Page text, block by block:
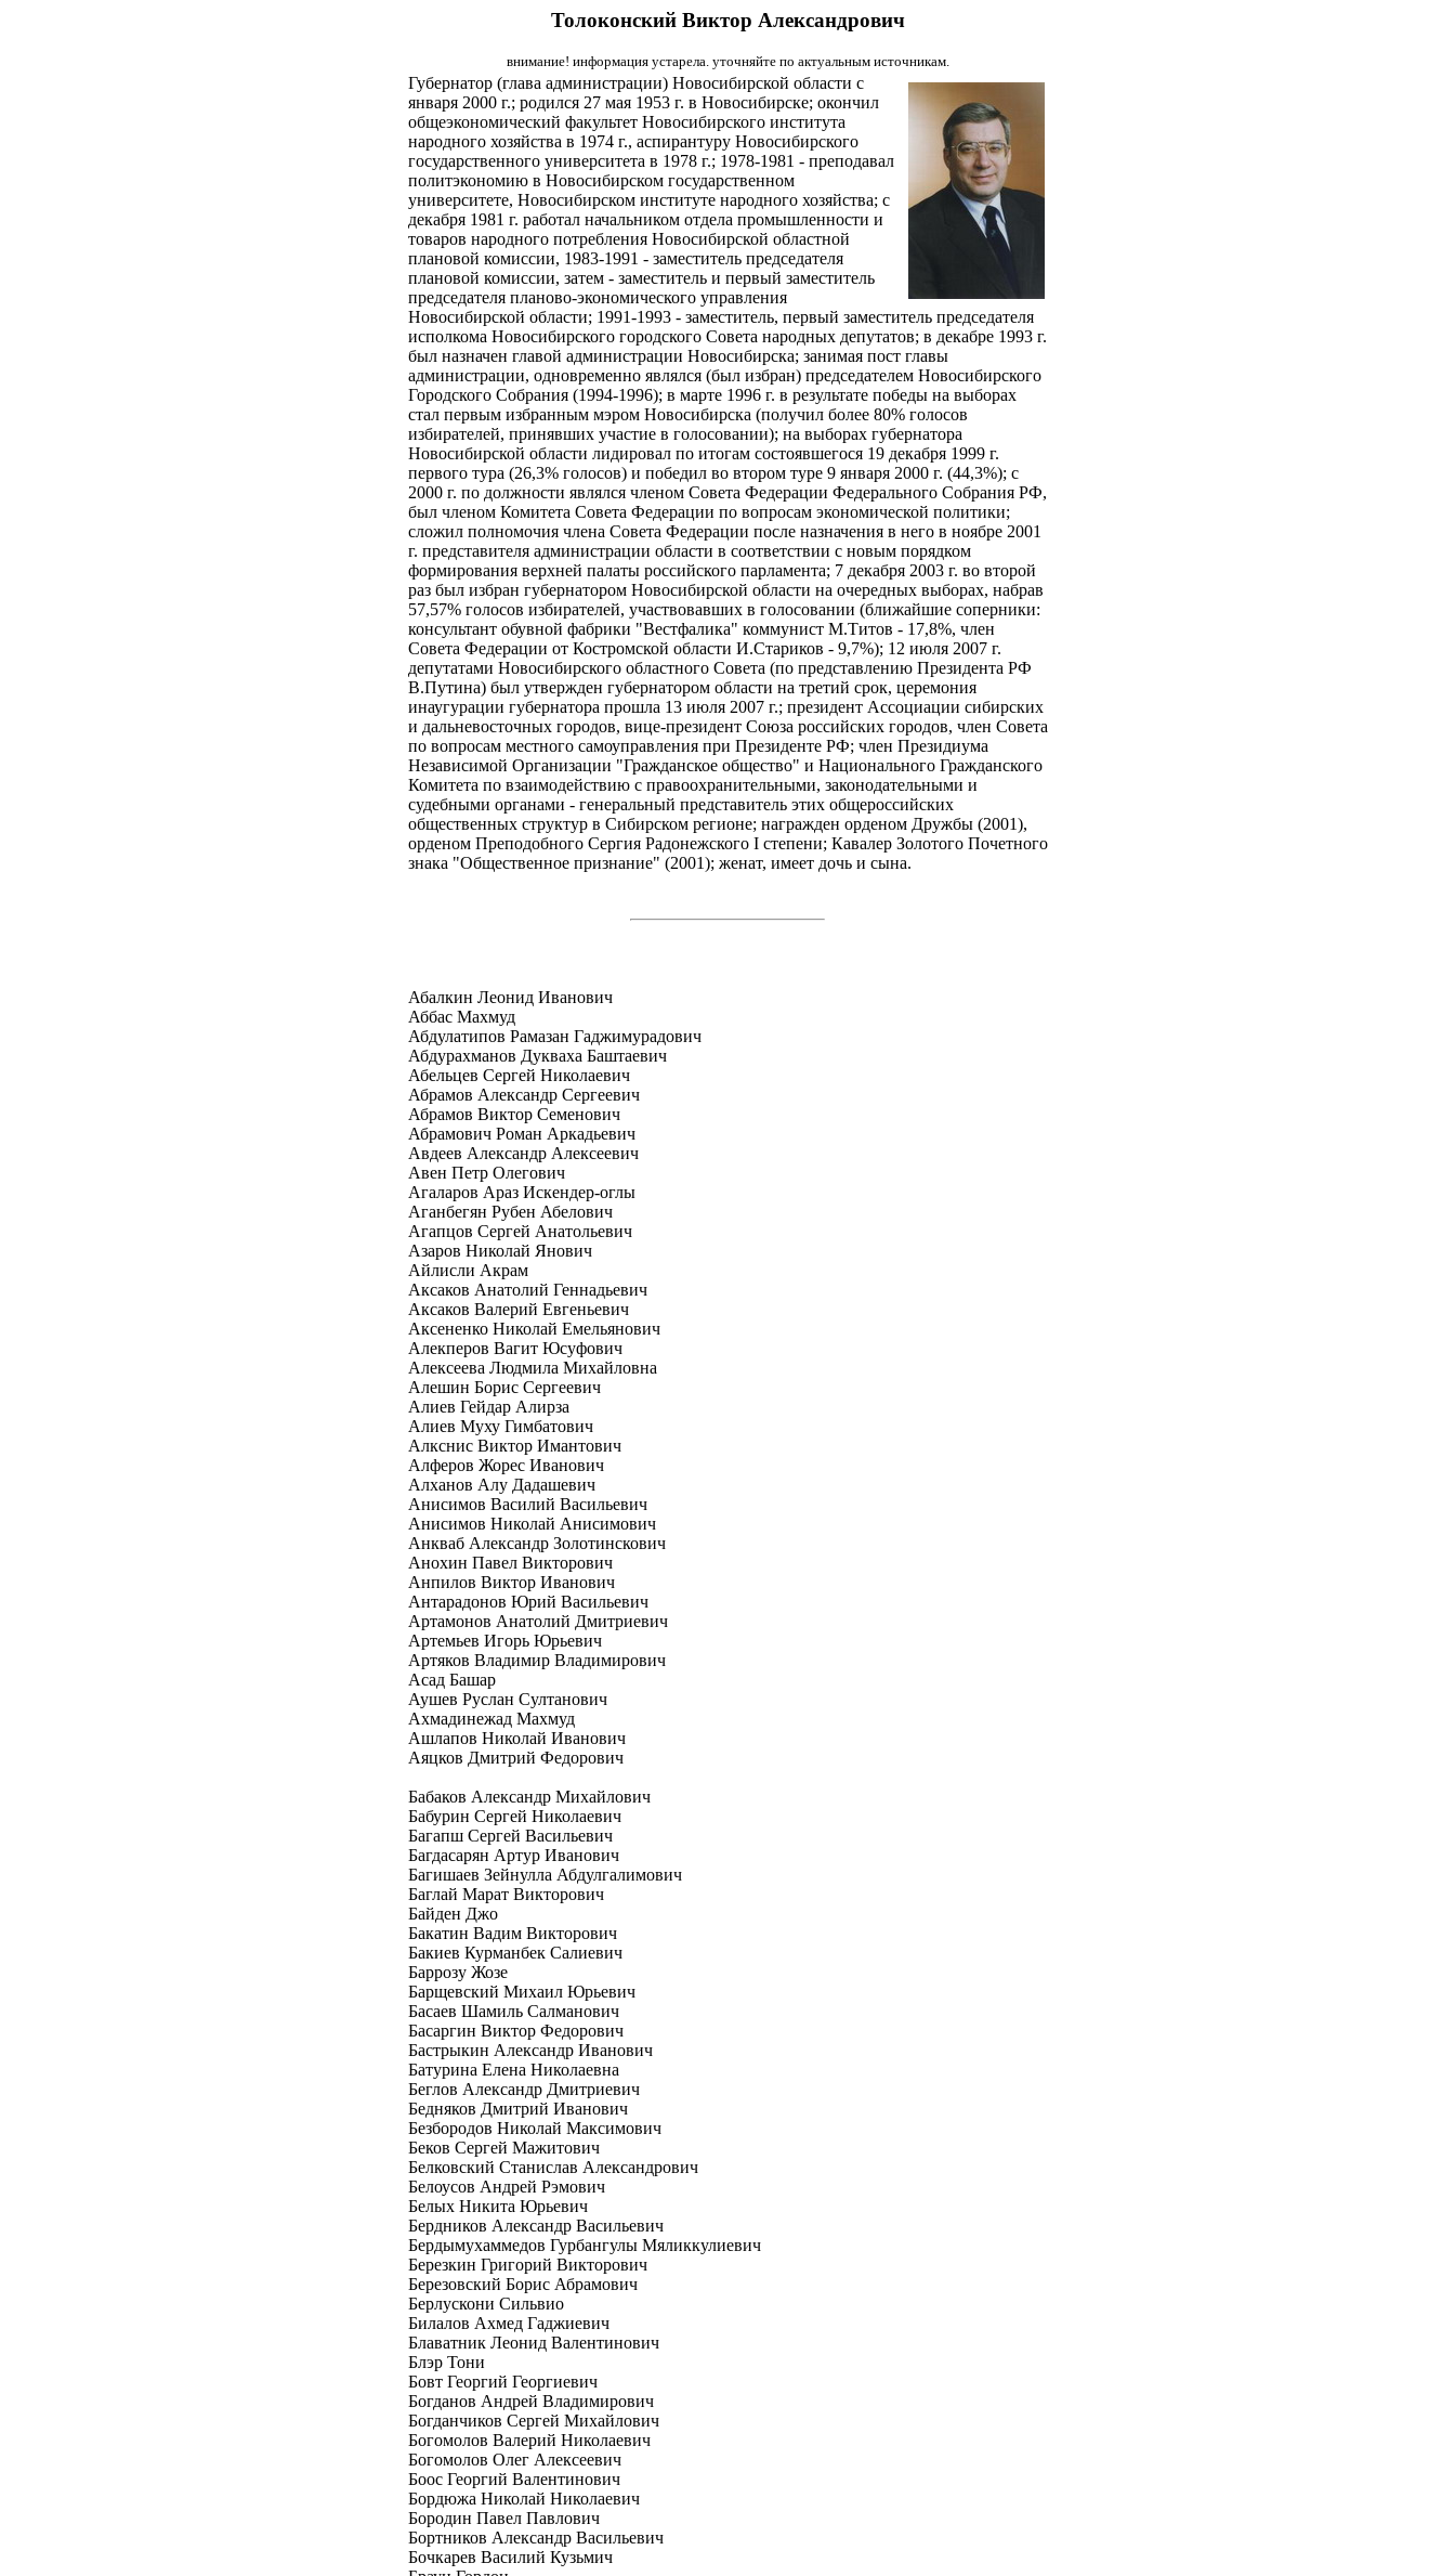
Толоконский Виктор Александрович
внимание! информация устарела. уточняйте по актуальным источникам.
Губернатор (глава администрации) Новосибирской области с
января 2000 г.; родился 27 мая 1953 г. в Новосибирске; окончил
общеэкономический факультет Новосибирского института
народного хозяйства в 1974 г., аспирантуру Новосибирского
государственного университета в 1978 г.; 1978-1981 - преподавал
политэкономию в Новосибирском государственном
университете, Новосибирском институте народного хозяйства; с
декабря 1981 г. работал начальником отдела промышленности и
товаров народного потребления Новосибирской областной
плановой комиссии, 1983-1991 - заместитель председателя
плановой комиссии, затем - заместитель и первый заместитель
председателя планово-экономического управления
Новосибирской области; 1991-1993 - заместитель, первый заместитель председателя
исполкома Новосибирского городского Совета народных депутатов; в декабре 1993 г.
был назначен главой администрации Новосибирска; занимая пост главы
администрации, одновременно являлся (был избран) председателем Новосибирского
Городского Собрания (1994-1996); в марте 1996 г. в результате победы на выборах
стал первым избранным мэром Новосибирска (получил более 80% голосов
избирателей, принявших участие в голосовании); на выборах губернатора
Новосибирской области лидировал по итогам состоявшегося 19 декабря 1999 г.
первого тура (26,3% голосов) и победил во втором туре 9 января 2000 г. (44,3%); с
2000 г. по должности являлся членом Совета Федерации Федерального Собрания РФ,
был членом Комитета Совета Федерации по вопросам экономической политики;
сложил полномочия члена Совета Федерации после назначения в него в ноябре 2001
г. представителя администрации области в соответствии с новым порядком
формирования верхней палаты российского парламента; 7 декабря 2003 г. во второй
раз был избран губернатором Новосибирской области на очередных выборах, набрав
57,57% голосов избирателей, участвовавших в голосовании (ближайшие соперники:
консультант обувной фабрики "Вестфалика" коммунист М.Титов - 17,8%, член
Совета Федерации от Костромской области И.Стариков - 9,7%); 12 июля 2007 г.
депутатами Новосибирского областного Совета (по представлению Президента РФ
В.Путина) был утвержден губернатором области на третий срок, церемония
инаугурации губернатора прошла 13 июля 2007 г.; президент Ассоциации сибирских
и дальневосточных городов, вице-президент Союза российских городов, член Совета
по вопросам местного самоуправления при Президенте РФ; член Президиума
Независимой Организации "Гражданское общество" и Национального Гражданского
Комитета по взаимодействию с правоохранительными, законодательными и
судебными органами - генеральный представитель этих общероссийских
общественных структур в Сибирском регионе; награжден орденом Дружбы (2001),
орденом Преподобного Сергия Радонежского I степени; Кавалер Золотого Почетного
знака "Общественное признание" (2001); женат, имеет дочь и сына.
Абалкин Леонид Иванович
Аббас Махмуд
Абдулатипов Рамазан Гаджимурадович
Абдурахманов Дукваха Баштаевич
Абельцев Сергей Николаевич
Абрамов Александр Сергеевич
Абрамов Виктор Семенович
Абрамович Роман Аркадьевич
Авдеев Александр Алексеевич
Авен Петр Олегович
Агаларов Араз Искендер-оглы
Аганбегян Рубен Абелович
Агапцов Сергей Анатольевич
Азаров Николай Янович
Айлисли Акрам
Аксаков Анатолий Геннадьевич
Аксаков Валерий Евгеньевич
Аксененко Николай Емельянович
Алекперов Вагит Юсуфович
Алексеева Людмила Михайловна
Алешин Борис Сергеевич
Алиев Гейдар Алирза
Алиев Муху Гимбатович
Алкснис Виктор Имантович
Алферов Жорес Иванович
Алханов Алу Дадашевич
Анисимов Василий Васильевич
Анисимов Николай Анисимович
Анкваб Александр Золотинскович
Анохин Павел Викторович
Анпилов Виктор Иванович
Антарадонов Юрий Васильевич
Артамонов Анатолий Дмитриевич
Артемьев Игорь Юрьевич
Артяков Владимир Владимирович
Асад Башар
Аушев Руслан Султанович
Ахмадинежад Махмуд
Ашлапов Николай Иванович
Аяцков Дмитрий Федорович
Бабаков Александр Михайлович
Бабурин Сергей Николаевич
Багапш Сергей Васильевич
Багдасарян Артур Иванович
Багишаев Зейнулла Абдулгалимович
Баглай Марат Викторович
Байден Джо
Бакатин Вадим Викторович
Бакиев Курманбек Салиевич
Баррозу Жозе
Барщевский Михаил Юрьевич
Басаев Шамиль Салманович
Басаргин Виктор Федорович
Бастрыкин Александр Иванович
Батурина Елена Николаевна
Беглов Александр Дмитриевич
Бедняков Дмитрий Иванович
Безбородов Николай Максимович
Беков Сергей Мажитович
Белковский Станислав Александрович
Белоусов Андрей Рэмович
Белых Никита Юрьевич
Бердников Александр Васильевич
Бердымухаммедов Гурбангулы Мяликкулиевич
Березкин Григорий Викторович
Березовский Борис Абрамович
Берлускони Сильвио
Билалов Ахмед Гаджиевич
Блаватник Леонид Валентинович
Блэр Тони
Бовт Георгий Георгиевич
Богданов Андрей Владимирович
Богданчиков Сергей Михайлович
Богомолов Валерий Николаевич
Богомолов Олег Алексеевич
Боос Георгий Валентинович
Бордюжа Николай Николаевич
Бородин Павел Павлович
Бортников Александр Васильевич
Бочкарев Василий Кузьмич